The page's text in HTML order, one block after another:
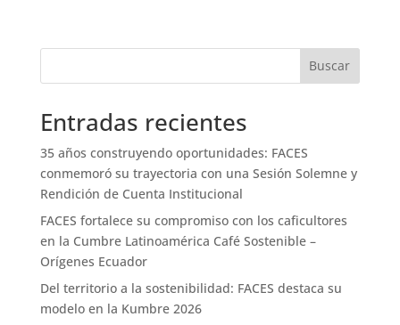
Buscar
Entradas recientes
35 años construyendo oportunidades: FACES
conmemoró su trayectoria con una Sesión Solemne y
Rendición de Cuenta Institucional
FACES fortalece su compromiso con los caficultores
en la Cumbre Latinoamérica Café Sostenible –
Orígenes Ecuador
Del territorio a la sostenibilidad: FACES destaca su
modelo en la Kumbre 2026